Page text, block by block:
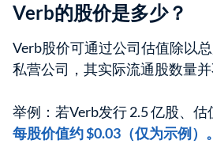
Verb的股价是多少？
Verb股价可通过公司估值除以
私营公司，其实际流通股数量并
举例：若Verb发行 2.5 亿股、估
每股价值约 $0.03（仅为示例）。